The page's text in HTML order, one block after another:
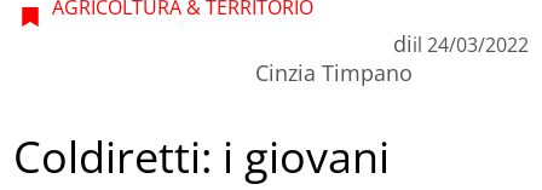
AGRICOLTURA & TERRITORIO
di
Cinzia Timpano
il 24/03/2022
Coldiretti: i giovani